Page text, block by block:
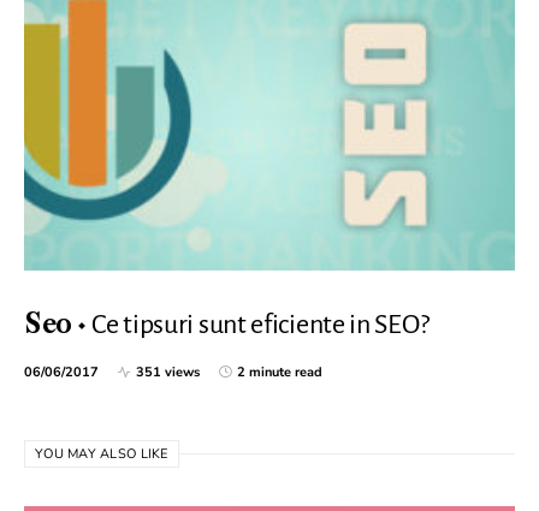
Seo Ce tipsuri sunt eficiente in SEO?
06/06/2017 351 views 2 minute read
YOU MAY ALSO LIKE